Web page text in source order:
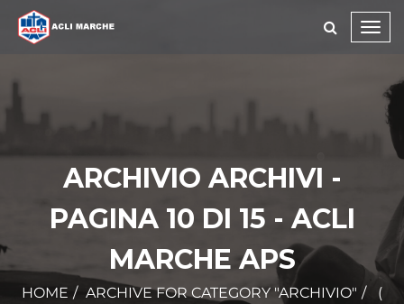
ARCHIVIO ARCHIVI -
PAGINA 10 DI 15 - ACLI
MARCHE APS
HOME ARCHIVE FOR CATEGORY "ARCHIVIO"
(